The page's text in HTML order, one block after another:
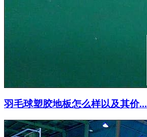
羽毛球塑胶地板怎么样以及其价...